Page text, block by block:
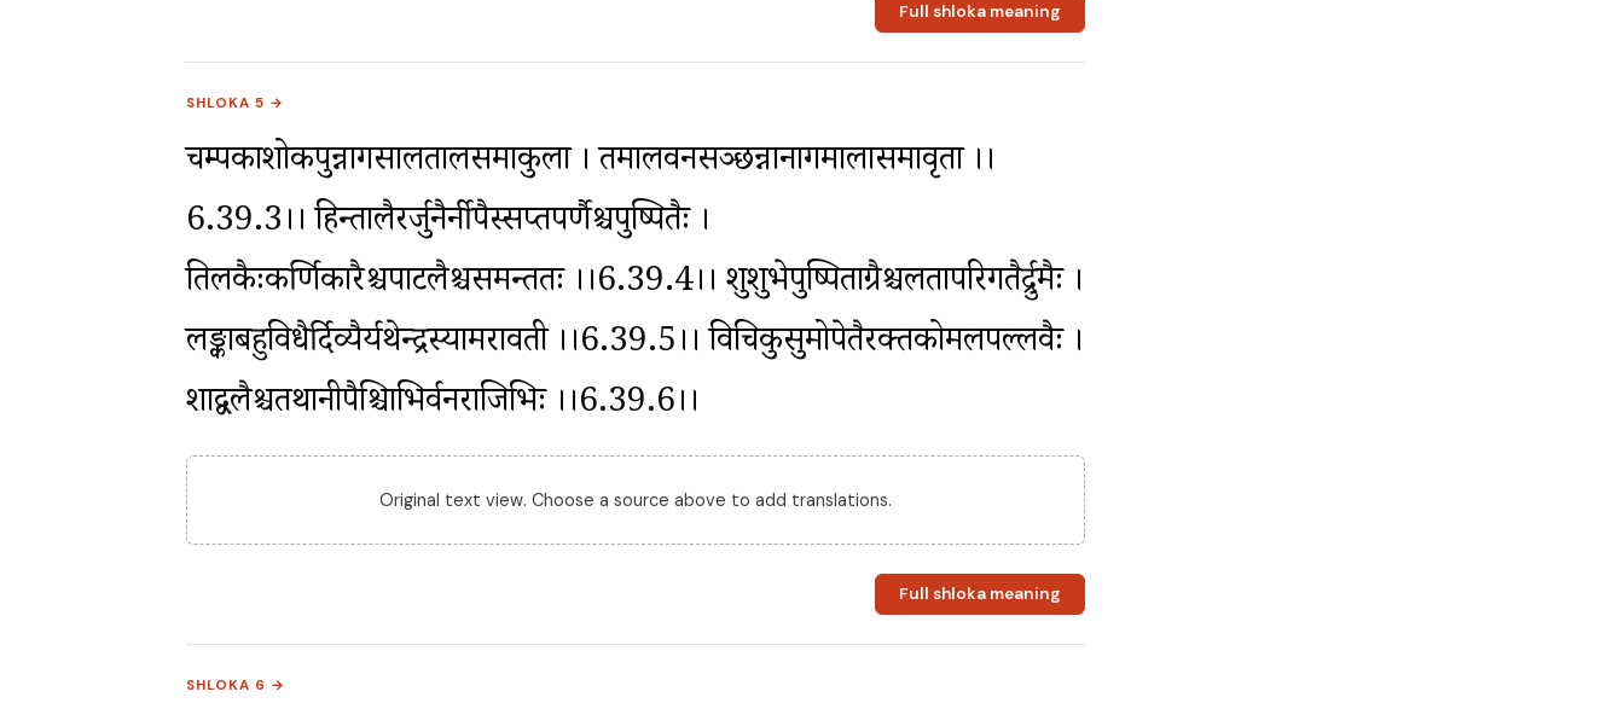
Full shloka meaning
SHLOKA 5 →
चम्पकाशोकपुन्नागसालतालसमाकुला । तमालवनसञ्छन्नानागमालासमावृता ।।
6.39.3।। हिन्तालैरर्जुनैर्नीपैस्सप्तपर्णैश्चपुष्पितैः ।
तिलकैःकर्णिकारैश्चपाटलैश्चसमन्ततः ।।6.39.4।। शुशुभेपुष्पिताग्रैश्चलतापरिगतैर्द्रुमैः ।
लङ्काबहुविधैर्दिव्यैर्यथेन्द्रस्यामरावती ।।6.39.5।। विचित्रकुसुमोपेतैरक्तकोमलपल्लवैः ।
शाद्वलैश्चतथानीपैश्चित्राभिर्वनराजिभिः ।।6.39.6।।
Original text view. Choose a source above to add translations.
Full shloka meaning
SHLOKA 6 →